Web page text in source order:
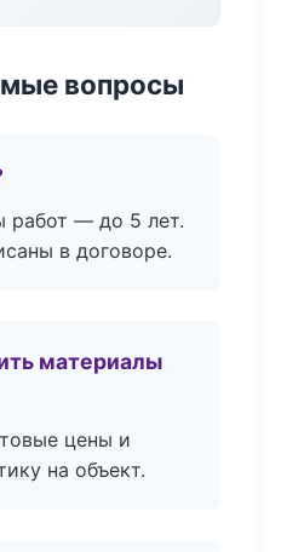
вопросы
работ — до 5 лет.
в договоре.
материалы
цены и
на объект.